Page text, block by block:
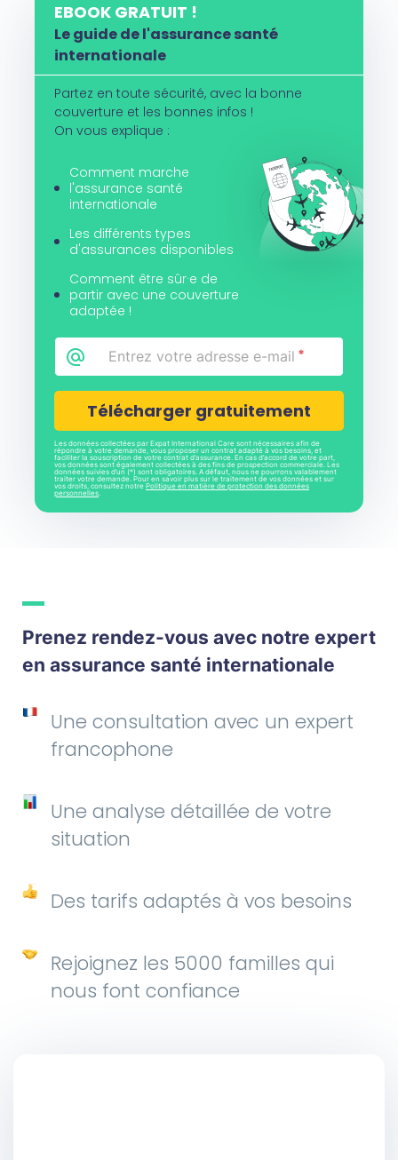
EBOOK GRATUIT !
Le guide de l'assurance santé
internationale
Partez en toute sécurité, avec la bonne
couverture et les bonnes infos !
On vous explique :
Comment marche
l'assurance santé
internationale
Les différents types
d'assurances disponibles
Comment être sûr·e de
partir avec une couverture
adaptée !
Email
CAPTCHA
Les données collectées par Expat International Care sont nécessaires afin de
répondre à votre demande, vous proposer un contrat adapté à vos besoins, et
faciliter la souscription de votre contrat d’assurance. En cas d’accord de votre part,
vos données sont également collectées à des fins de prospection commerciale. Les
données suivies d’un (*) sont obligatoires. A défaut, nous ne pourrons valablement
traiter votre demande. Pour en savoir plus sur le traitement de vos données et sur
vos droits, consultez notre Politique en matière de protection des données
personnelles
Prenez rendez-vous avec notre expert
en assurance santé internationale
Une consultation avec un expert
francophone
Une analyse détaillée de votre
situation
Des tarifs adaptés à vos besoins
Rejoignez les 5000 familles qui
nous font confiance